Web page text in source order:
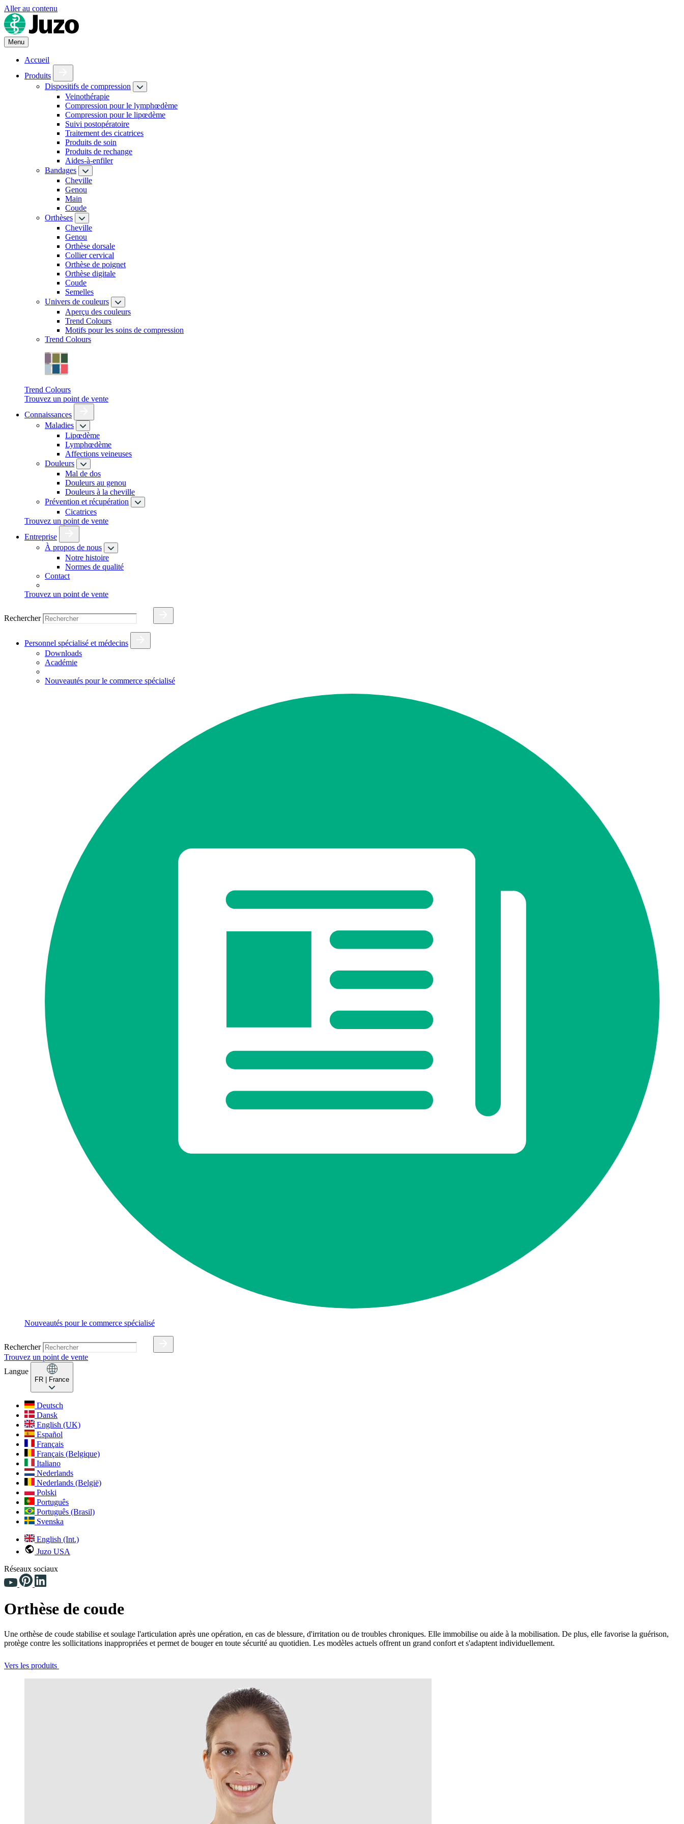
Aller au contenu
Menu
Accueil
Produits
Dispositifs de compression
Veinothérapie
Compression pour le lymphœdème
Compression pour le lipœdème
Suivi postopératoire
Traitement des cicatrices
Produits de soin
Produits de rechange
Aides-à-enfiler
Bandages
Cheville
Genou
Main
Coude
Orthèses
Cheville
Genou
Orthèse dorsale
Collier cervical
Orthèse de poignet
Orthèse digitale
Coude
Semelles
Univers de couleurs
Aperçu des couleurs
Trend Colours
Motifs pour les soins de compression
Trend Colours
Trend Colours
Trouvez un point de vente
Connaissances
Maladies
Lipœdème
Lymphœdème
Affections veineuses
Douleurs
Mal de dos
Douleurs au genou
Douleurs à la cheville
Prévention et récupération
Cicatrices
Trouvez un point de vente
Entreprise
À propos de nous
Notre histoire
Normes de qualité
Contact
Trouvez un point de vente
Rechercher
Personnel spécialisé et médecins
Downloads
Académie
Nouveautés pour le commerce spécialisé
Nouveautés pour le commerce spécialisé
Rechercher
Trouvez un point de vente
Langue
FR | France
Deutsch
Dansk
English (UK)
Español
Français
Français (Belgique)
Italiano
Nederlands
Nederlands (België)
Polski
Português
Português (Brasil)
Svenska
English (Int.)
Juzo USA
Réseaux sociaux
Orthèse de coude
Une orthèse de coude stabilise et soulage l'articulation après une opération, en cas de blessure, d'irritation ou de troubles chroniques. Elle immobilise ou aide à la mobilisation. De plus, elle favorise la guérison,
protège contre les sollicitations inappropriées et permet de bouger en toute sécurité au quotidien. Les modèles actuels offrent un grand confort et s'adaptent individuellement.
Vers les produits